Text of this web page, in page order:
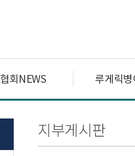
협회NEWS 루게릭
지부게시판